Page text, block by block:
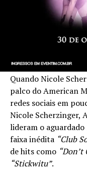
Quando Nicole
palco do American
redes sociais em
Nicole Scherzinger,
lideram o
faixa inédita “Club
de hits como “Don’t
“Stickwitu”.